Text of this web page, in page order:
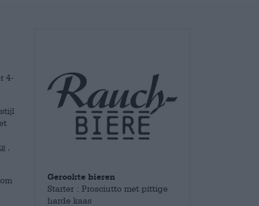
4-
Gerookte bieren
Starter : Prosciutto met pittige
harde kaas